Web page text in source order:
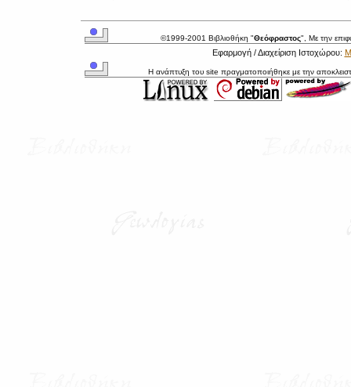
©1999-2001 Βιβλιοθήκη "Θεόφραστος", Με την
Εφαρμογή / Διαχείριση Ιστοχώρου:
Η ανάπτυξη του site πραγματοποιήθηκε με την